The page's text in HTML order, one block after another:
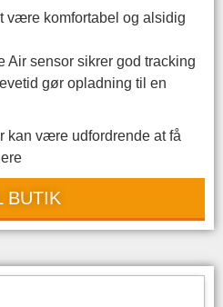
være komfortabel og alsidig
Air sensor sikrer god tracking
gør opladning til en
kan være udfordrende at få
BUTIK